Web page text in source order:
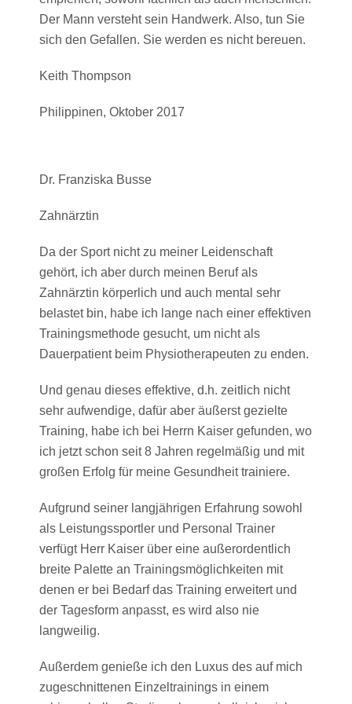
Der Mann versteht sein Handwerk. Also, tun Sie
sich den Gefallen. Sie werden es nicht bereuen.
Keith Thompson
Philippinen, Oktober 2017
Dr. Franziska Busse
Zahnärztin
Da der Sport nicht zu meiner Leidenschaft
gehört, ich aber durch meinen Beruf als
Zahnärztin körperlich und auch mental sehr
belastet bin, habe ich lange nach einer effektiven
Trainingsmethode gesucht, um nicht als
Dauerpatient beim Physiotherapeuten zu enden.
Und genau dieses effektive, d.h. zeitlich nicht
sehr aufwendige, dafür aber äußerst gezielte
Training, habe ich bei Herrn Kaiser gefunden, wo
ich jetzt schon seit 8 Jahren regelmäßig und mit
großen Erfolg für meine Gesundheit trainiere.
Aufgrund seiner langjährigen Erfahrung sowohl
als Leistungssportler und Personal Trainer
verfügt Herr Kaiser über eine außerordentlich
breite Palette an Trainingsmöglichkeiten mit
denen er bei Bedarf das Training erweitert und
der Tagesform anpasst, es wird also nie
langweilig.
Außerdem genieße ich den Luxus des auf mich
zugeschnittenen Einzeltrainings in einem